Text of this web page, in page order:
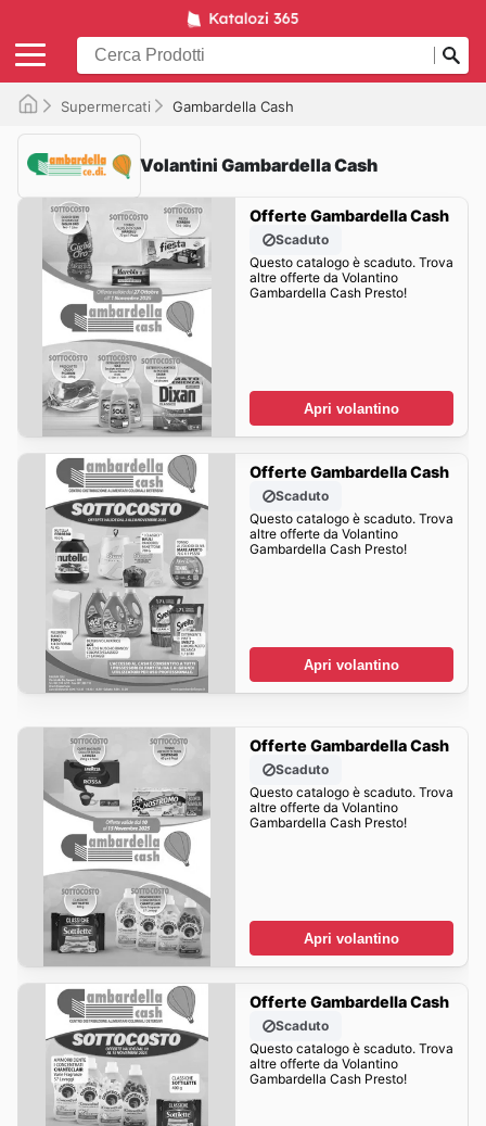
Supermercati Gambardella Cash
Volantini Gambardella Cash
Offerte Gambardella Cash
Scaduto
Questo catalogo è scaduto. Trova
altre offerte da Volantino
Gambardella Cash Presto!
Apri volantino
Offerte Gambardella Cash
Scaduto
Questo catalogo è scaduto. Trova
altre offerte da Volantino
Gambardella Cash Presto!
Apri volantino
Offerte Gambardella Cash
Scaduto
Questo catalogo è scaduto. Trova
altre offerte da Volantino
Gambardella Cash Presto!
Apri volantino
Offerte Gambardella Cash
Scaduto
Questo catalogo è scaduto. Trova
altre offerte da Volantino
Gambardella Cash Presto!